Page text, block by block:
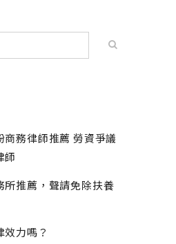
商務律師推薦 勞資爭議
師
所推薦，聲請免除扶養
力嗎？